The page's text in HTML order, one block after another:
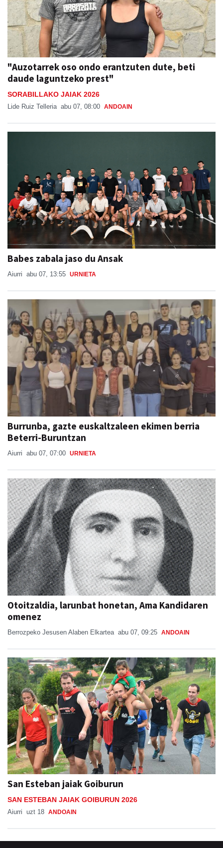
"Auzotarrek oso ondo erantzuten dute, beti
daude laguntzeko prest"
SORABILLAKO JAIAK 2026
Lide Ruiz Telleria abu 07, 08:00 ANDOAIN
Babes zabala jaso du Ansak
Aiurri abu 07, 13:55 URNIETA
Burrunba, gazte euskaltzaleen ekimen berria
Beterri-Buruntzan
Aiurri abu 07, 07:00 URNIETA
Otoitzaldia, larunbat honetan, Ama Kandidaren
omenez
Berrozpeko Jesusen Alaben Elkartea abu 07, 09:25 ANDOAIN
San Esteban jaiak Goiburun
SAN ESTEBAN JAIAK GOIBURUN 2026
Aiurri uzt 18 ANDOAIN